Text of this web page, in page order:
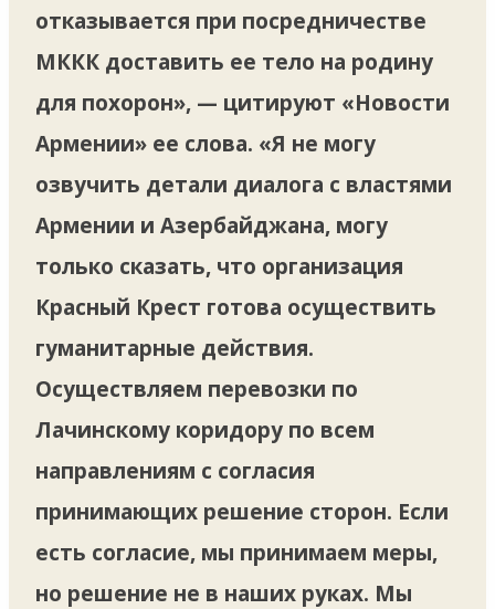
отказывается при посредничестве
МККК доставить ее тело на родину
для похорон», — цитируют «Новости
Армении» ее слова. «Я не могу
озвучить детали диалога с властями
Армении и Азербайджана, могу
только сказать, что организация
Красный Крест готова осуществить
гуманитарные действия.
Осуществляем перевозки по
Лачинскому коридору по всем
направлениям с согласия
принимающих решение сторон. Если
есть согласие, мы принимаем меры,
но решение не в наших руках. Мы